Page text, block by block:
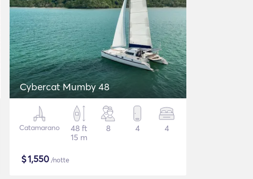
Cybercat Mumby 48
Catamarano
48 ft
15 m
8 4 4
$1,550 /notte